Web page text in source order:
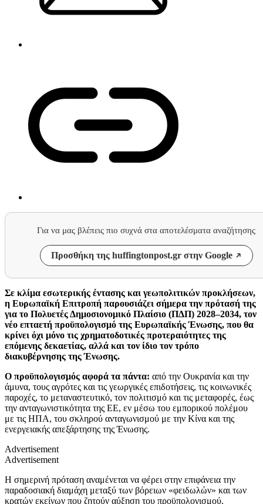
Για να μας βλέπεις πιο συχνά στα αποτελέσματα αναζήτησης
Προσθήκη της huffingtonpost.gr στην Google
Σε κλίμα εσωτερικής έντασης και γεωπολιτικών προκλήσεων,
η Ευρωπαϊκή Επιτροπή παρουσιάζει σήμερα την πρότασή της
για το Πολυετές Δημοσιονομικό Πλαίσιο (ΠΔΠ) 2028–2034, τον
νέο επταετή προϋπολογισμό της Ευρωπαϊκής Ένωσης, που θα
κρίνει όχι μόνο τις χρηματοδοτικές προτεραιότητες της
επόμενης δεκαετίας, αλλά και τον ίδιο τον τρόπο
διακυβέρνησης της Ένωσης.
Ο προϋπολογισμός αφορά τα πάντα: από την Ουκρανία και την
άμυνα, τους αγρότες και τις γεωργικές επιδοτήσεις, τις κοινωνικές
παροχές, το μεταναστευτικό, τον πολιτισμό και τις μεταφορές, έως
την ανταγωνιστικότητα της ΕΕ, εν μέσω του εμπορικού πολέμου
με τις ΗΠΑ, του σκληρού ανταγωνισμού με την Κίνα και της
ενεργειακής απεξάρτησης της Ένωσης.
Advertisement
Advertisement
Η σημερινή πρόταση αναμένεται να φέρει στην επιφάνεια την
παραδοσιακή διαμάχη μεταξύ των βόρειων «φειδωλών» και των
κρατών εκείνων που ζητούν αύξηση του προϋπολογισμού.